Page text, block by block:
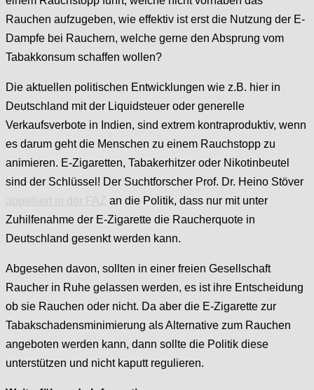
Rauchen aufzugeben, wie effektiv ist erst die Nutzung der E-
Dampfe bei Rauchern, welche gerne den Absprung vom
Tabakkonsum schaffen wollen?
Die aktuellen politischen Entwicklungen wie z.B. hier in
Deutschland mit der Liquidsteuer oder generelle
Verkaufsverbote in Indien, sind extrem kontraproduktiv, wenn
es darum geht die Menschen zu einem Rauchstopp zu
animieren. E-Zigaretten, Tabakerhitzer oder Nikotinbeutel
sind der Schlüssel! Der Suchtforscher Prof. Dr. Heino Stöver
an die Politik, dass nur mit unter
Zuhilfenahme der E-Zigarette die Raucherquote in
Deutschland gesenkt werden kann.
Abgesehen davon, sollten in einer freien Gesellschaft
Raucher in Ruhe gelassen werden, es ist ihre Entscheidung
ob sie Rauchen oder nicht. Da aber die E-Zigarette zur
Tabakschadensminimierung als Alternative zum Rauchen
angeboten werden kann, dann sollte die Politik diese
unterstützen und nicht kaputt regulieren.